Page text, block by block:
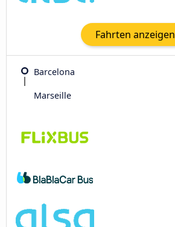
Fahrten anzeigen
Barcelona
Marseille